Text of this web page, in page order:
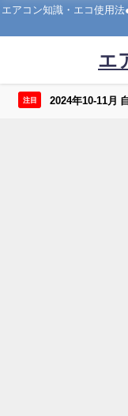
エアコン知識・エコ使用
エ
注目 2024年10-11月